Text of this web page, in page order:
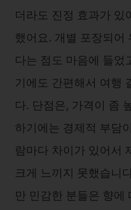
더라도 진정 효과가 있
했어요. 개별 포장되어
다는 점도 마음에 들었
기에도 간편해서 여행
다. 단점은, 가격이 좀
하기에는 경제적 부담
람마다 차이가 있어서
크게 느끼지 못했습니
만 민감한 분들은 향에